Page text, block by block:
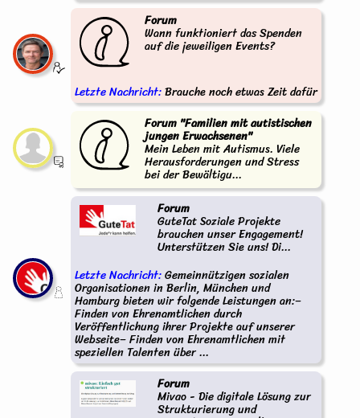
Forum
Wann funktioniert das Spenden
auf die jeweiligen Events?
Letzte Nachricht:Brauche noch etwas Zeit dafür
Forum "Familien mit autistischen
jungen Erwachsenen"
Mein Leben mit Autismus. Viele
Herausforderungen und Stress
bei der Bewältigu...
Forum
GuteTat Soziale Projekte
brauchen unser Engagement!
Unterstützen Sie uns! Di...
Letzte Nachricht:Gemeinnützigen sozialen
Organisationen in Berlin, München und
Hamburg bieten wir folgende Leistungen an:–
Finden von Ehrenamtlichen durch
Veröffentlichung ihrer Projekte auf unserer
Webseite– Finden von Ehrenamtlichen mit
speziellen Talenten über ...
Forum
Mivao - Die digitale Lösung zur
Strukturierung und